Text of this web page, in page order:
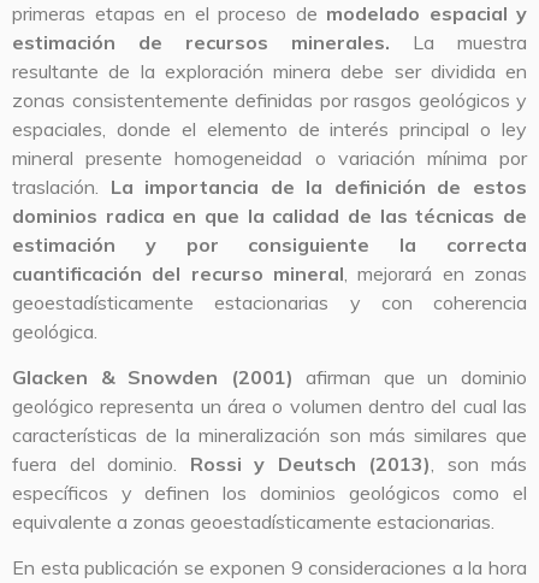
primeras etapas en el proceso de modelado espacial y
estimación de recursos minerales. La muestra
resultante de la exploración minera debe ser dividida en
zonas consistentemente definidas por rasgos geológicos y
espaciales, donde el elemento de interés principal o ley
mineral presente homogeneidad o variación mínima por
traslación. La importancia de la definición de estos
dominios radica en que la calidad de las técnicas de
estimación y por consiguiente la correcta
cuantificación del recurso mineral, mejorará en zonas
geoestadísticamente estacionarias y con coherencia
geológica.
Glacken & Snowden (2001) afirman que un dominio
geológico representa un área o volumen dentro del cual las
características de la mineralización son más similares que
fuera del dominio. Rossi y Deutsch (2013), son más
específicos y definen los dominios geológicos como el
equivalente a zonas geoestadísticamente estacionarias.
En esta publicación se exponen 9 consideraciones a la hora